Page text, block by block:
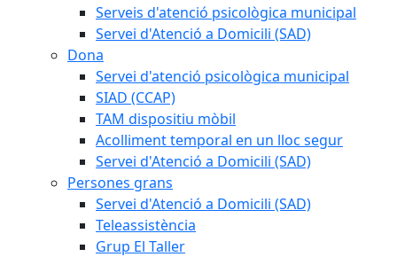
Serveis d'atenció psicològica municipal
Servei d'Atenció a Domicili (SAD)
Dona
Servei d'atenció psicològica municipal
SIAD (CCAP)
TAM dispositiu mòbil
Acolliment temporal en un lloc segur
Servei d'Atenció a Domicili (SAD)
Persones grans
Servei d'Atenció a Domicili (SAD)
Teleassistència
Grup El Taller